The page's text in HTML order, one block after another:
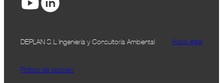
DEPLAN S.L Ingeniería y Consultoría Ambiental Aviso legal
Política de cookies